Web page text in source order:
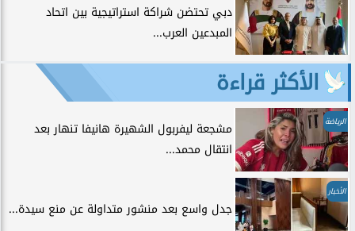
دبي تحتضن شراكة استراتيجية بين اتحاد
المبدعين العرب...
الأكثر قراءة
الرياضة
مشجعة ليفربول الشهيرة هانيفا تنهار بعد
انتقال محمد...
الأخبار
جدل واسع بعد منشور متداولة عن منع سيدة...